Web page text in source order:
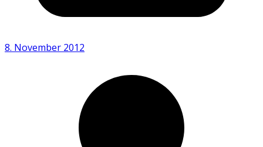
8. November 2012